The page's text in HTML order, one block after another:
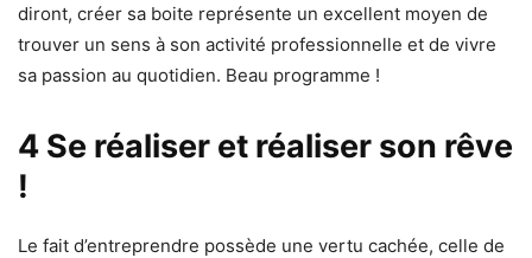
diront, créer sa boite représente un excellent moyen de
trouver un sens à son activité professionnelle et de vivre
sa passion au quotidien. Beau programme !
4 Se réaliser et réaliser son rêve
!
Le fait d’entreprendre possède une vertu cachée, celle de